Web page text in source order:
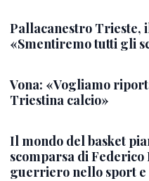
Pallacanestro Trieste,
«Smentiremo tutti gli
Vona: «Vogliamo
Triestina calcio»
Il mondo del basket
scomparsa di Federico
guerriero nello sport e